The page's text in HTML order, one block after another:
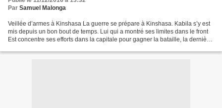
Par Samuel Malonga
Veillée d’armes à Kinshasa La guerre se prépare à Kinshasa. Kabila s’y est
mis depuis un bon bout de temps. Lui qui a montré ses limites dans le front
Est concentre ses efforts dans la capitale pour gagner la bataille, la dernière